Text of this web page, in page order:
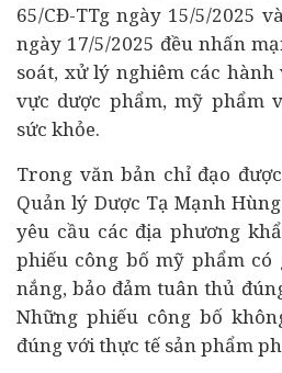
65/CĐ-TTg ngày 15/5/2025
ngày 17/5/2025 đều nhấn
soát, xử lý nghiêm các
vực dược phẩm, mỹ phẩm
sức khỏe.
Trong văn bản chỉ đạo
Quản lý Dược Tạ Mạnh
yêu cầu các địa phương
phiếu công bố mỹ phẩm có
nắng, bảo đảm tuân thủ
Những phiếu công bố
đúng với thực tế sản phẩm